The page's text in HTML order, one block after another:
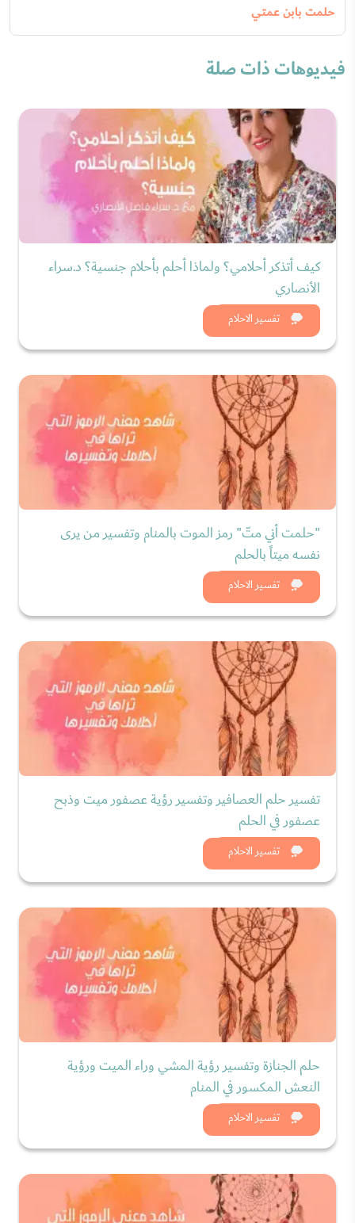
حلمت بابن عمتي
فيديوهات ذات صلة
تفسير الاحلام
كيف أتذكر أحلامي؟ ولماذا أحلم بأحلام جنسية؟ د.سراء
الأنصاري
شاهد الان
تفسير الاحلام
"حلمت أني متّ" رمز الموت بالمنام وتفسير من يرى
نفسه ميتاً بالحلم
شاهد الان
تفسير الاحلام
تفسير حلم العصافير وتفسير رؤية عصفور ميت وذبح
عصفور في الحلم
شاهد الان
تفسير الاحلام
حلم الجنازة وتفسير رؤية المشي وراء الميت ورؤية
النعش المكسور في المنام
شاهد الان